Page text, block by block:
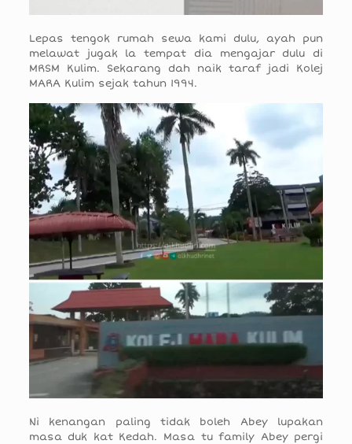
Lepas tengok rumah sewa kami dulu, ayah pun
melawat jugak la tempat dia mengajar dulu di
MRSM Kulim. Sekarang dah naik taraf jadi Kolej
MARA Kulim sejak tahun 1994.
Ni kenangan paling tidak boleh Abey lupakan
masa duk kat Kedah. Masa tu family Abey pergi